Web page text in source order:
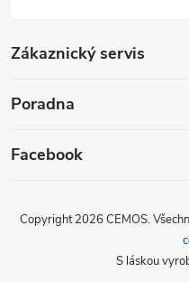
Zákaznický servis
Poradna
Facebook
Copyright 2026 CEMOS.
S láskou